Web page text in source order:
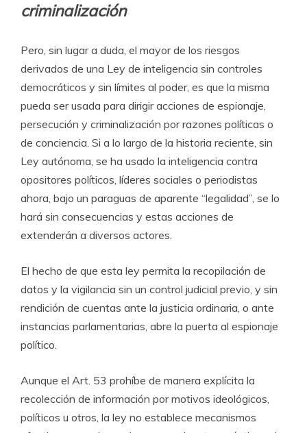
criminalización
Pero, sin lugar a duda, el mayor de los riesgos
derivados de una Ley de inteligencia sin controles
democráticos y sin límites al poder, es que la misma
pueda ser usada para dirigir acciones de espionaje,
persecución y criminalización por razones políticas o
de conciencia. Si a lo largo de la historia reciente, sin
Ley autónoma, se ha usado la inteligencia contra
opositores políticos, líderes sociales o periodistas
ahora, bajo un paraguas de aparente “legalidad”, se lo
hará sin consecuencias y estas acciones de
extenderán a diversos actores.
El hecho de que esta ley permita la recopilación de
datos y la vigilancia sin un control judicial previo, y sin
rendición de cuentas ante la justicia ordinaria, o ante
instancias parlamentarias, abre la puerta al espionaje
político.
Aunque el Art. 53 prohíbe de manera explícita la
recolección de información por motivos ideológicos,
políticos u otros, la ley no establece mecanismos